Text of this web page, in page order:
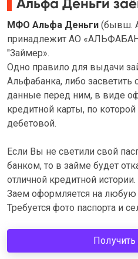
МФО Альфа Деньги (бывш.
принадлежит АО
"Займер».
Одно правило для выдачи
Альфабанка, либо засветить
данные перед ним, в виде
кредитной карты, по
дебетовой.
Если Вы не светили свой
банком, то в займе будет
отличной кредитной истории.
Заем оформляется на любую
Требуется фото паспорта и